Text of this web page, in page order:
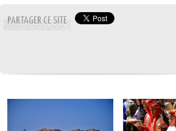
PARTAGER CE SITE